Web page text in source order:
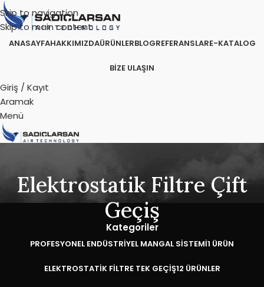
Skip to navigation
Skip to main content
ANASAYFAHAKKIMIZDAÜRÜNLERBLOGREFERANSLARE-KATALOG
BIZE ULAŞIN
Giriş / Kayıt
Aramak
Menü
Elektrostatik Filtre Çift
Geçiş
Kategoriler
PROFESYONEL ENDÜSTRIYEL MANGAL SISTEMI1 ÜRÜN
ELEKTROSTATIK FILTRE TEK GEÇIŞ12 ÜRÜNLER